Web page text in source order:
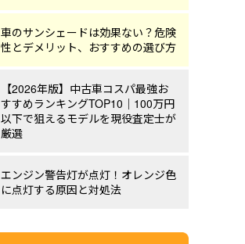
車のサンシェードは効果ない？危険
性とデメリット、おすすめの選び方
【2026年版】中古車コスパ最強お
すすめランキングTOP10｜100万円
以下で狙えるモデルを現役査定士が
厳選
エンジン警告灯が点灯！オレンジ色
に点灯する原因と対処法